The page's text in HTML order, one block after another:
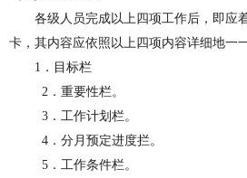
各级人员完成以上四项工作后，即应
卡，其内容应依照以上四项内容详细地一
1． 目标栏
2 ．重要性栏。
3 ．工作计划栏。
4 ．分月预定进度拦。
5 ． 工作条件栏。